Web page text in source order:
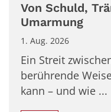
Von Schuld,
Umarmung
1. Aug. 2026
Ein Streit
berührende
kann – und wie ...